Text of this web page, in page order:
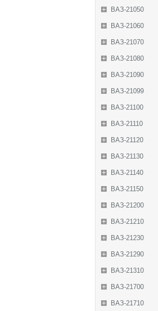
ВАЗ-21050
ВАЗ-21060
ВАЗ-21070
ВАЗ-21080
ВАЗ-21090
ВАЗ-21099
ВАЗ-21100
ВАЗ-21110
ВАЗ-21120
ВАЗ-21130
ВАЗ-21140
ВАЗ-21150
ВАЗ-21200
ВАЗ-21210
ВАЗ-21230
ВАЗ-21290
ВАЗ-21310
ВАЗ-21700
ВАЗ-21710